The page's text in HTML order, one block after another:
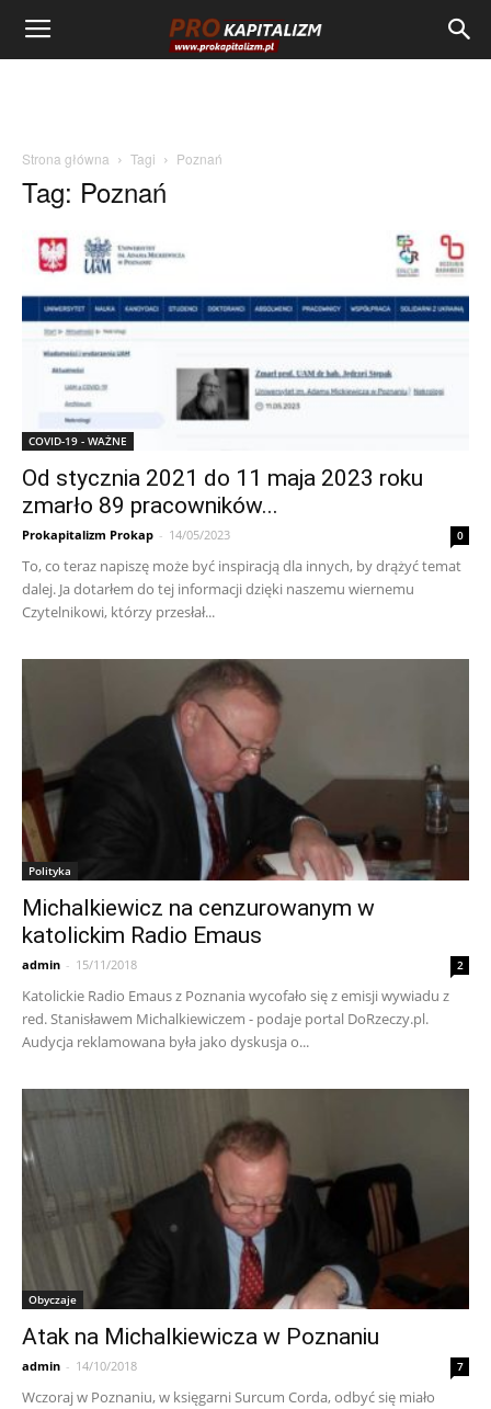
Strona główna Tagi Poznań
Tag: Poznań
COVID-19 - WAŻNE
Od stycznia 2021 do 11 maja 2023 roku
zmarło 89 pracowników...
Prokapitalizm Prokap - 14/05/2023 0
To, co teraz napiszę może być inspiracją dla innych, by drążyć temat
dalej. Ja dotarłem do tej informacji dzięki naszemu wiernemu
Czytelnikowi, którzy przesłał...
Polityka
Michalkiewicz na cenzurowanym w
katolickim Radio Emaus
admin - 15/11/2018 2
Katolickie Radio Emaus z Poznania wycofało się z emisji wywiadu z
red. Stanisławem Michalkiewiczem - podaje portal DoRzeczy.pl.
Audycja reklamowana była jako dyskusja o...
Obyczaje
Atak na Michalkiewicza w Poznaniu
admin - 14/10/2018 7
Wczoraj w Poznaniu, w księgarni Surcum Corda, odbyć się miało